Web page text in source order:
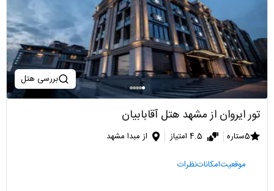
بررسی هتل
تور ایروان از مشهد هتل آقابابیان
5ستاره 4.5 امتیاز از مبدا مشهد
موقعیتامکاناتنظرات